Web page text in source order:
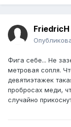
FriedricH
Фига себе... Не
метровая сопля.
девятиэтажек
пробросах меди,
случайно